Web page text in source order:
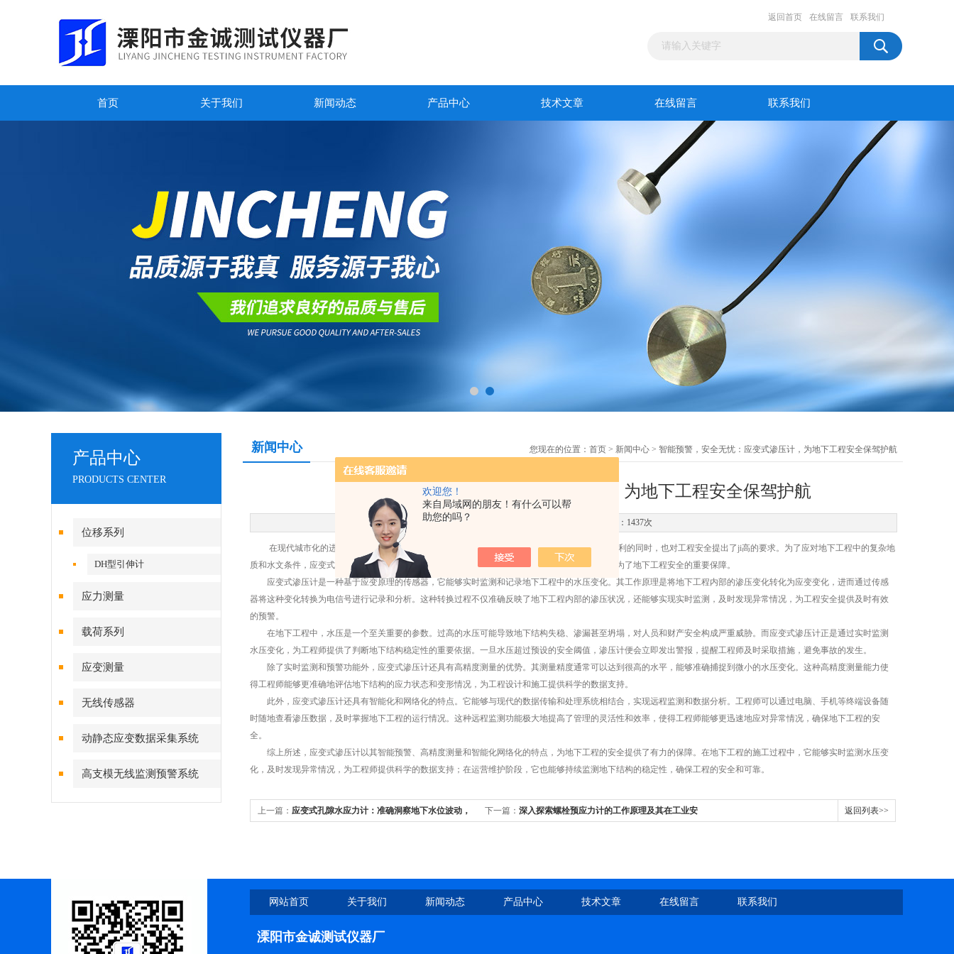
欢迎您！
来自局域网的朋友！有什么可以帮
助您的吗？
返回首页 在线留言 联系我们
首页 关于我们 新闻动态 产品中心 技术文章 在线留言 联系我们
产品中心
PRODUCTS CENTER
位移系列
DH型引伸计
应力测量
载荷系列
应变测量
无线传感器
动静态应变数据采集系统
高支模无线监测预警系统
新闻中心 您现在的位置： 首页 > 新闻中心 > 智能预警，安全无忧：应变式渗压计，为地下工程安全保驾护航
智能预警，安全无忧：应变式渗压计，为地下工程安全保驾护航
更新时间：2024-12-17 点击次数：1437次
在现代城市化的进程中，地下工程如地铁、隧道、地下停车场等日益增多，这些工程在带来便利的同时，也对工程安全提出了ji高的要求。为了应对地下工程中的复杂地
质和水文条件，应变式渗压计作为一种先进的监测设备，凭借其智能预警和高精度测量的能力，成为了地下工程安全的重要保障。
应变式渗压计是一种基于应变原理的传感器，它能够实时监测和记录地下工程中的水压变化。其工作原理是将地下工程内部的渗压变化转化为应变变化，进而通过传感
器将这种变化转换为电信号进行记录和分析。这种转换过程不仅准确反映了地下工程内部的渗压状况，还能够实现实时监测，及时发现异常情况，为工程安全提供及时有效
的预警。
在地下工程中，水压是一个至关重要的参数。过高的水压可能导致地下结构失稳、渗漏甚至坍塌，对人员和财产安全构成严重威胁。而应变式渗压计正是通过实时监测
水压变化，为工程师提供了判断地下结构稳定性的重要依据。一旦水压超过预设的安全阈值，渗压计便会立即发出警报，提醒工程师及时采取措施，避免事故的发生。
除了实时监测和预警功能外，应变式渗压计还具有高精度测量的优势。其测量精度通常可以达到很高的水平，能够准确捕捉到微小的水压变化。这种高精度测量能力使
得工程师能够更准确地评估地下结构的应力状态和变形情况，为工程设计和施工提供科学的数据支持。
此外，应变式渗压计还具有智能化和网络化的特点。它能够与现代的数据传输和处理系统相结合，实现远程监测和数据分析。工程师可以通过电脑、手机等终端设备随
时随地查看渗压数据，及时掌握地下工程的运行情况。这种远程监测功能极大地提高了管理的灵活性和效率，使得工程师能够更迅速地应对异常情况，确保地下工程的安
全。
综上所述，应变式渗压计以其智能预警、高精度测量和智能化网络化的特点，为地下工程的安全提供了有力的保障。在地下工程的施工过程中，它能够实时监测水压变
化，及时发现异常情况，为工程师提供科学的数据支持；在运营维护阶段，它也能够持续监测地下结构的稳定性，确保工程的安全和可靠。
上一篇： 应变式孔隙水应力计：准确洞察地下水位波动， 下一篇： 深入探索螺栓预应力计的工作原理及其在工业安 返回列表>>
网站首页 关于我们 新闻动态 产品中心 技术文章 在线留言 联系我们
溧阳市金诚测试仪器厂